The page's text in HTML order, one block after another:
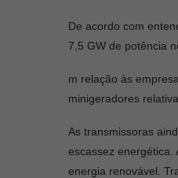
De acordo com
7,5 GW de potência
m relação às
minigeradores
As transmissoras
escassez energética.
energia renovável.